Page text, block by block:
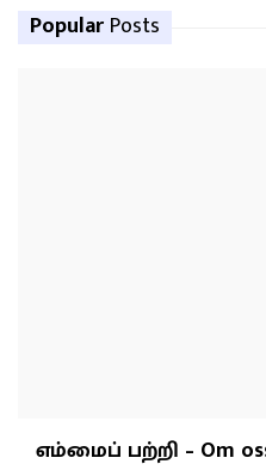
Popular Posts
எம்மைப் பற்றி – Om